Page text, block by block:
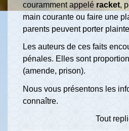
couramment appelé racket,
main courante ou faire une
parents peuvent porter
Les auteurs de ces faits
pénales. Elles sont
(amende, prison).
Nous vous présentons les
connaître.
Tout